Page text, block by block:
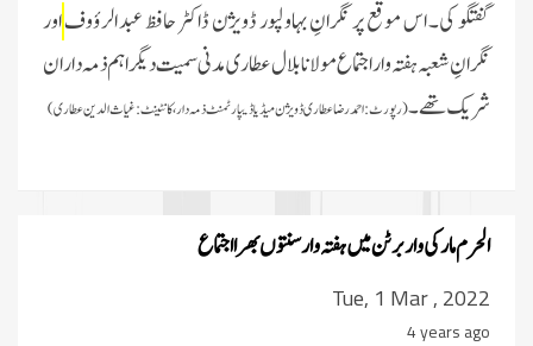
گفتگو کی۔ اس موقع پر نگرانِ بہاولپور ڈویژن ڈاکٹر حافظ عبد الرؤوفاور
نگرانِ شعبہ ہفتہ وار اجتماع مولانا بلال عطاری مدنی سمیت دیگر اہم ذمہ داران
شریک تھے۔(رپورٹ:احمدرضا عطاری ڈویژن میڈیا ڈیپارٹمنٹ ذمہ دار ، کانٹینٹ:غیاث الدین عطاری)
الحرم مارکی واربرٹن میں ہفتہ وار سنتوں بھرا اجتماع
Tue, 1 Mar , 2022
4 years ago